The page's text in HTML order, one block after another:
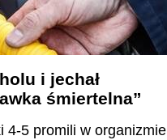
i jechał
śmiertelna”
4-5 promili w organizmie